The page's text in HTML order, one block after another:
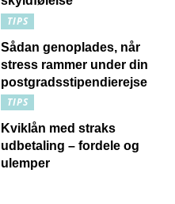
TIPS
Sådan genoplades, når
stress rammer under din
postgradsstipendierejse
TIPS
Kviklån med straks
udbetaling – fordele og
ulemper